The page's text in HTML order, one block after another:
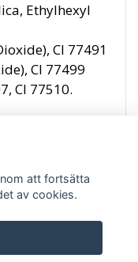
Ethylhexyl
Cl 77491
Cl 77499
Cl 77510.
att fortsätta
av cookies.